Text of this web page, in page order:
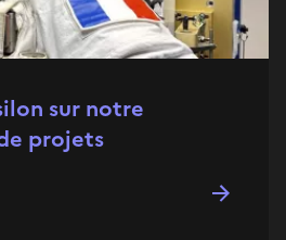
sur notre
projets